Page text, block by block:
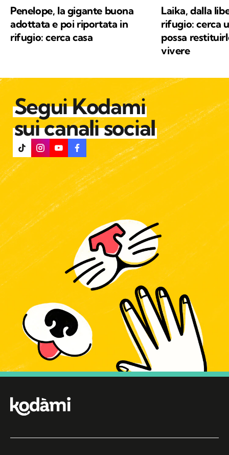
Penelope, la gigante buona
adottata e poi riportata in
rifugio: cerca casa
Laika, dalla
rifugio: cerca
possa
vivere
Segui Kodami
sui canali social